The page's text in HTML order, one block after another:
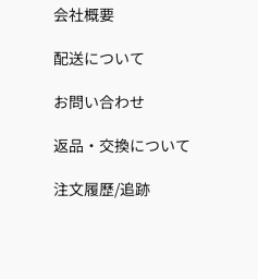
会社概要
配送について
お問い合わせ
返品・交換について
注文履歷/追跡